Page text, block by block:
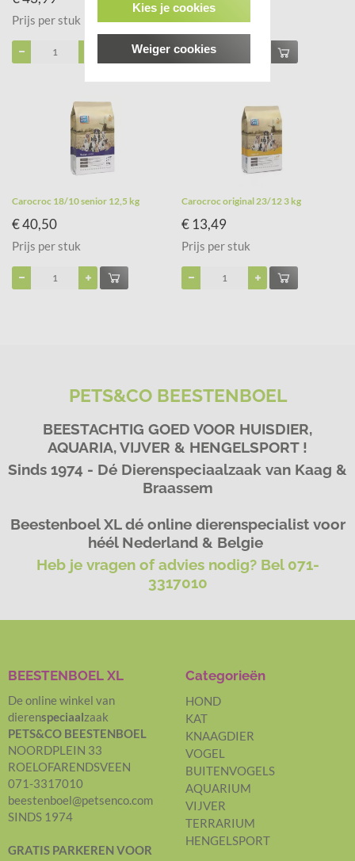
Prijs per stuk Prijs per stuk
Carocroc 18/10 senior 12,5 kg
€ 40,50
Prijs per stuk
Carocroc original 23/12 3 kg
€ 13,49
Prijs per stuk
PETS&CO BEESTENBOEL
BEESTACHTIG GOED VOOR HUISDIER,
AQUARIA, VIJVER & HENGELSPORT !
Sinds 1974 - Dé Dierenspeciaalzaak van Kaag &
Braassem
Beestenboel XL dé online dierenspecialist voor
héél Nederland & Belgie
Heb je vragen of advies nodig? Bel 071-
3317010
Categorieën
HOND
KAT
KNAAGDIER
VOGEL
BUITENVOGELS
AQUARIUM
VIJVER
TERRARIUM
HENGELSPORT
BEESTENBOEL XL
De online winkel van
dierenspeciaalzaak
PETS&CO BEESTENBOEL
NOORDPLEIN 33
ROELOFARENDSVEEN
071-3317010
beestenboel@petsenco.com
SINDS 1974
GRATIS PARKEREN VOOR
Kies je cookies
Weiger cookies